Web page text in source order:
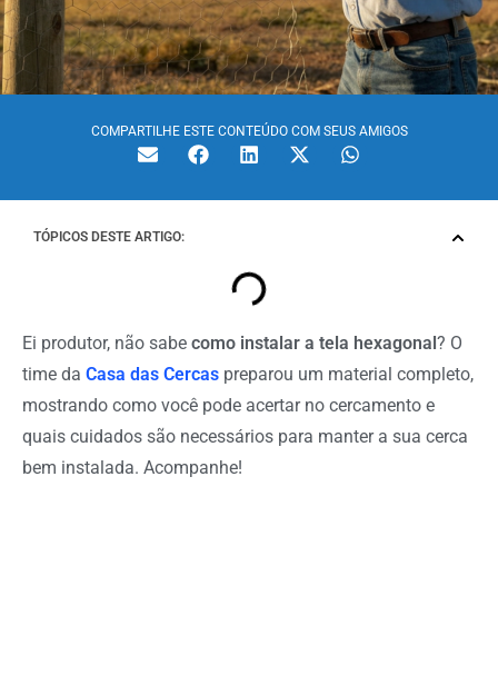
COMPARTILHE ESTE CONTEÚDO COM SEUS AMIGOS
TÓPICOS DESTE ARTIGO:
Ei produtor, não sabe como instalar a tela hexagonal ? O
time da Casa das Cercas preparou um material completo,
mostrando como você pode acertar no cercamento e
quais cuidados são necessários para manter a sua cerca
bem instalada. Acompanhe!